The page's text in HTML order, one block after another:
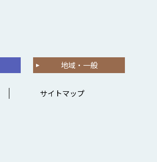
地域・一般
サイトマップ